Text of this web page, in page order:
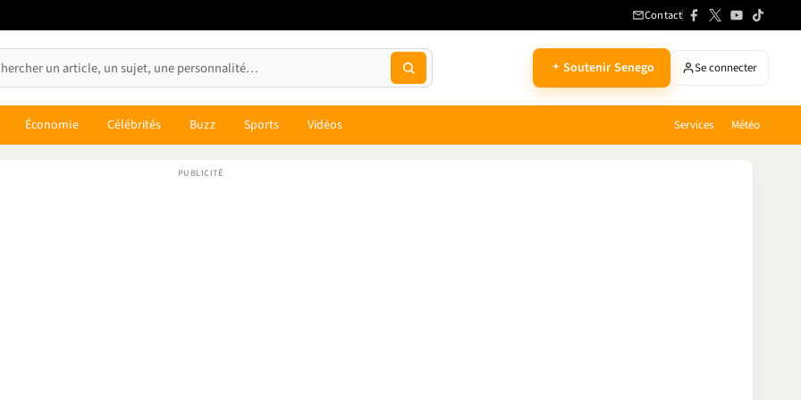
Contact
Soutenir Senego Se connecter
Économie Célébrités Buzz Sports Vidéos Services Météo